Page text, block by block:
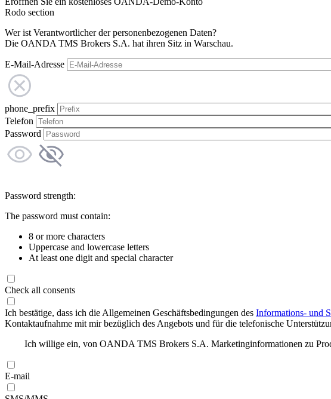
Rodo section
Wer ist Verantwortlicher der personenbezogenen Daten?
Die OANDA TMS Brokers S.A. hat ihren Sitz in Warschau.
E-Mail-Adresse
phone_prefix
Telefon
Password
Password strength:
The password must contain:
8 or more characters
Uppercase and lowercase letters
At least one digit and special character
Check all consents
Ich bestätige, dass ich die Allgemeinen Geschäftsbedingungen des Informations- und
Kontaktaufnahme mit mir bezüglich des Angebots und für die telefonische
Ich willige ein, von OANDA TMS Brokers S.A. Marketinginformationen zu
E-mail